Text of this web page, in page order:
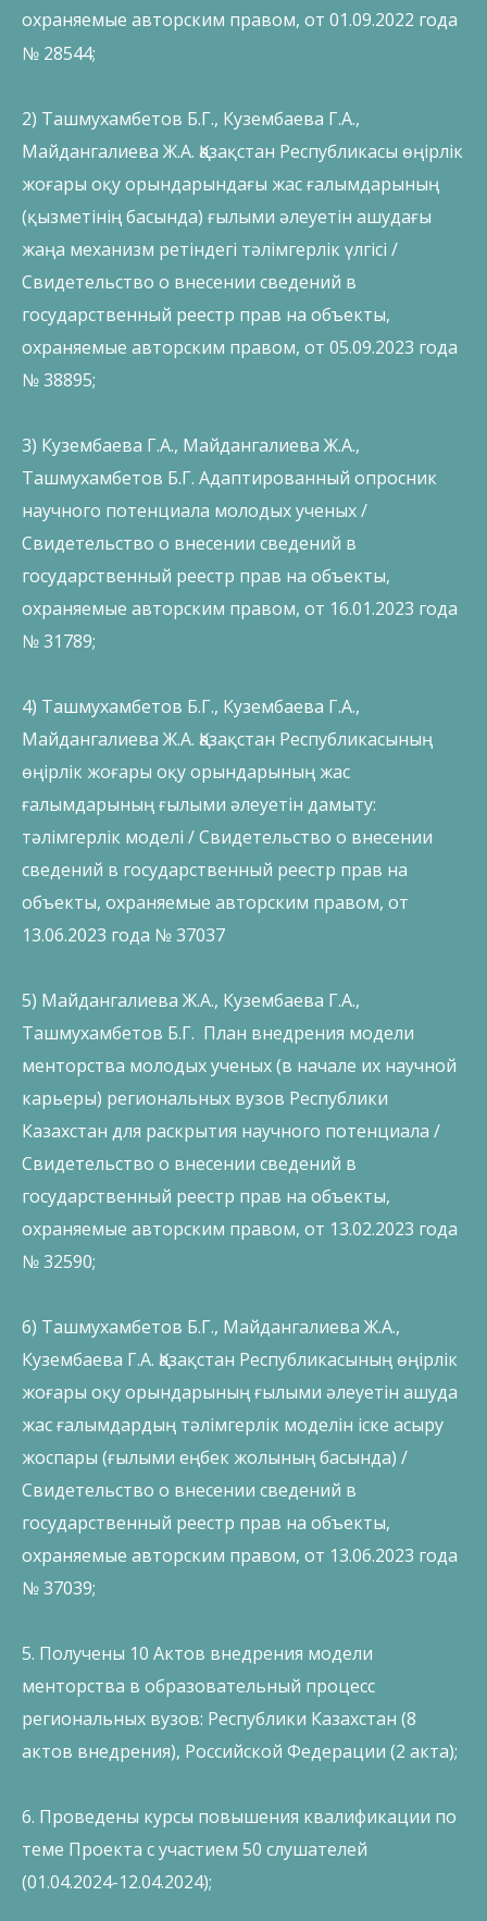
охраняемые авторским правом, от 01.09.2022 года
№ 28544;
2) Ташмухамбетов Б.Г., Кузембаева Г.А.,
Майдангалиева Ж.А. Қазақстан Республикасы өңірлік
жоғары оқу орындарындағы жас ғалымдарының
(қызметінің басында) ғылыми әлеуетін ашудағы
жаңа механизм ретіндегі тәлімгерлік үлгісі /
Свидетельство о внесении сведений в
государственный реестр прав на объекты,
охраняемые авторским правом, от 05.09.2023 года
№ 38895;
3) Кузембаева Г.А., Майдангалиева Ж.А.,
Ташмухамбетов Б.Г. Адаптированный опросник
научного потенциала молодых ученых /
Свидетельство о внесении сведений в
государственный реестр прав на объекты,
охраняемые авторским правом, от 16.01.2023 года
№ 31789;
4) Ташмухамбетов Б.Г., Кузембаева Г.А.,
Майдангалиева Ж.А. Қазақстан Республикасының
өңірлік жоғары оқу орындарының жас
ғалымдарының ғылыми әлеуетін дамыту:
тәлімгерлік моделі / Свидетельство о внесении
сведений в государственный реестр прав на
объекты, охраняемые авторским правом, от
13.06.2023 года № 37037
5) Майдангалиева Ж.А., Кузембаева Г.А.,
Ташмухамбетов Б.Г. План внедрения модели
менторства молодых ученых (в начале их научной
карьеры) региональных вузов Республики
Казахстан для раскрытия научного потенциала /
Свидетельство о внесении сведений в
государственный реестр прав на объекты,
охраняемые авторским правом, от 13.02.2023 года
№ 32590;
6) Ташмухамбетов Б.Г., Майдангалиева Ж.А.,
Кузембаева Г.А. Қазақстан Республикасының өңірлік
жоғары оқу орындарының ғылыми әлеуетін ашуда
жас ғалымдардың тәлімгерлік моделін іске асыру
жоспары (ғылыми еңбек жолының басында) /
Свидетельство о внесении сведений в
государственный реестр прав на объекты,
охраняемые авторским правом, от 13.06.2023 года
№ 37039;
5. Получены 10 Актов внедрения модели
менторства в образовательный процесс
региональных вузов: Республики Казахстан (8
актов внедрения), Российской Федерации (2 акта);
6. Проведены курсы повышения квалификации по
теме Проекта с участием 50 слушателей
(01.04.2024-12.04.2024);